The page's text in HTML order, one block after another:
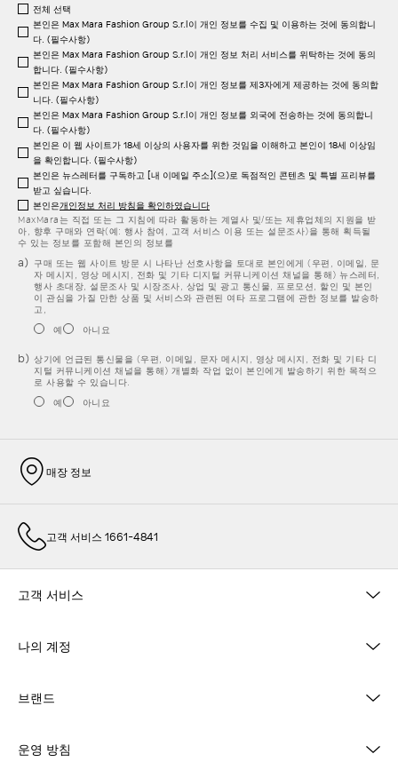
전체 선택
본인은 Max Mara Fashion Group S.r.l이 개인 정보를 수집 및 이용하는 것에 동의합니
다. (필수사항)
본인은 Max Mara Fashion Group S.r.l이 개인 정보 처리 서비스를 위탁하는 것에 동의
합니다. (필수사항)
본인은 Max Mara Fashion Group S.r.l이 개인 정보를 제3자에게 제공하는 것에 동의합
니다. (필수사항)
본인은 Max Mara Fashion Group S.r.l이 개인 정보를 외국에 전송하는 것에 동의합니
다. (필수사항)
본인은 이 웹 사이트가 18세 이상의 사용자를 위한 것임을 이해하고 본인이 18세 이상임
을 확인합니다. (필수사항)
본인은 뉴스레터를 구독하고 [내 이메일 주소](으)로 독점적인 콘텐츠 및 특별 프리뷰를
받고 싶습니다.
본인은개인정보 처리 방침을 확인하였습니다
MaxMara는 직접 또는 그 지침에 따라 활동하는 계열사 및/또는 제휴업체의 지원을 받
아, 향후 구매와 연락(예: 행사 참여, 고객 서비스 이용 또는 설문조사)을 통해 획득될
수 있는 정보를 포함해 본인의 정보를
구매 또는 웹 사이트 방문 시 나타난 선호사항을 토대로 본인에게 (우편, 이메일, 문
자 메시지, 영상 메시지, 전화 및 기타 디지털 커뮤니케이션 채널을 통해) 뉴스레터,
행사 초대장, 설문조사 및 시장조사, 상업 및 광고 통신물, 프로모션, 할인 및 본인
이 관심을 가질 만한 상품 및 서비스와 관련된 여타 프로그램에 관한 정보를 발송하
고,
예
아니요
상기에 언급된 통신물을 (우편, 이메일, 문자 메시지, 영상 메시지, 전화 및 기타 디
지털 커뮤니케이션 채널을 통해) 개별화 작업 없이 본인에게 발송하기 위한 목적으
로 사용할 수 있습니다.
예
아니요
매장 정보
고객 서비스 1661-4841
고객 서비스
나의 계정
브랜드
운영 방침